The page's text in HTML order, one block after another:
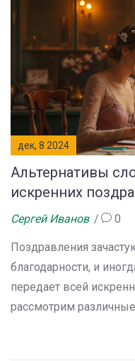
дек, 8 2024
Альтернативы
искренних
Сергей Иванов 0
Поздравления
благодарности, и
передает всей
рассмотрим